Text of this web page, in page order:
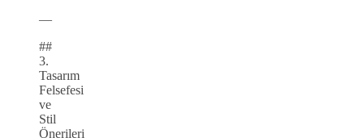
—
##
3.
Tasarım
Felsefesi
ve
Stil
Önerileri